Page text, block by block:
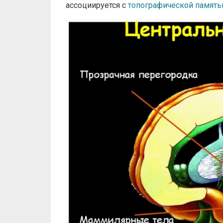
ассоциируется с топографической